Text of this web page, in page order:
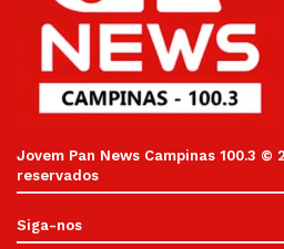
Jovem Pan News Campinas 100.3
reservados
Siga-nos